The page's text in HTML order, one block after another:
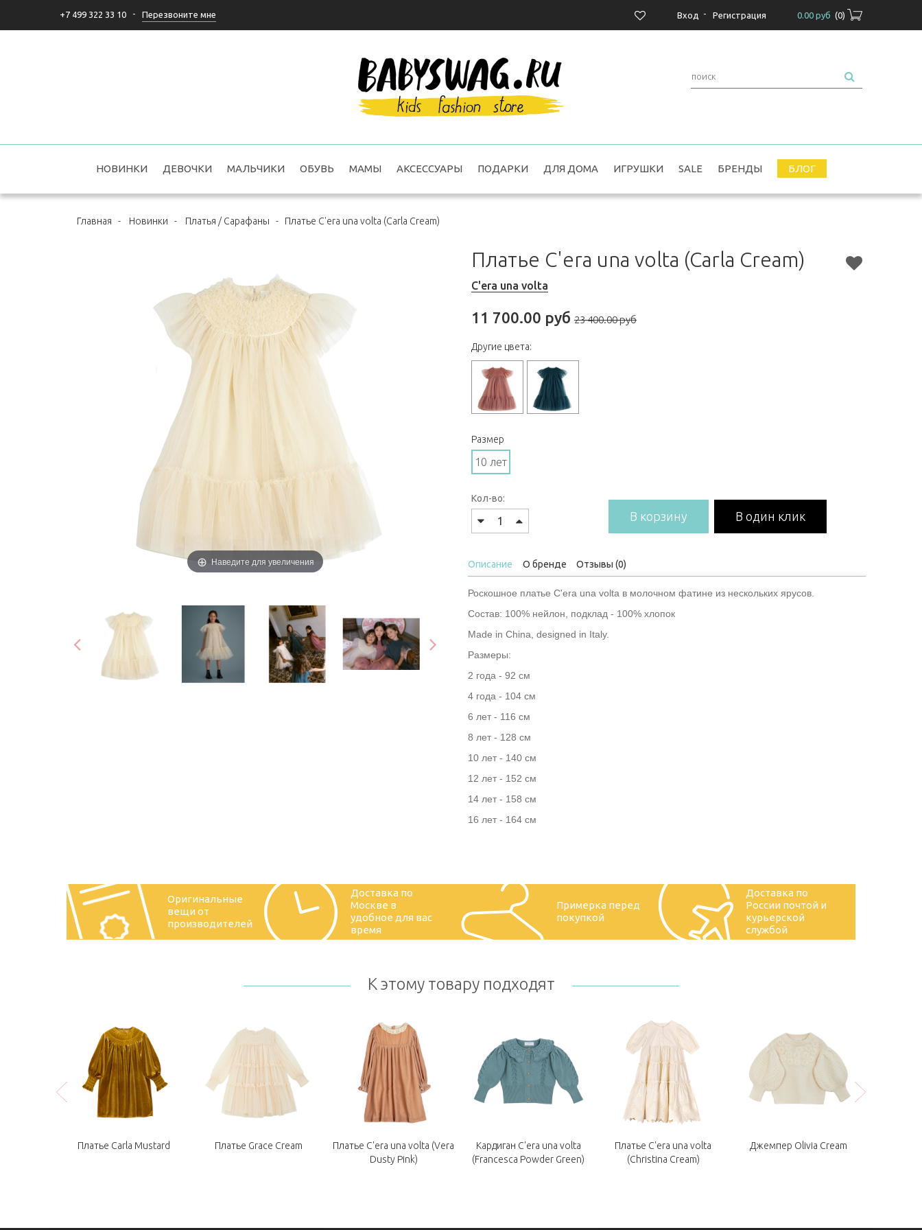
+7 499 322 33 10 - Перезвоните мне 0.00 руб (0)
Вход - Регистрация
НОВИНКИ ДЕВОЧКИ МАЛЬЧИКИ ОБУВЬ МАМЫ АКСЕССУАРЫ ПОДАРКИ ДЛЯ ДОМА ИГРУШКИ SALE БРЕНДЫ БЛОГ
Главная - Новинки - Платья / Сарафаны - Платье C'era una volta (Carla Cream)
Наведите для увеличения
Платье C'era una volta (Carla Cream)
C'era una volta
11 700.00 руб 23 400.00 руб
Другие цвета:
Размер
10 лет
Кол-во:
В корзину В один клик
Описание О бренде Отзывы (0)
Роскошное платье C'era una volta в молочном фатине из нескольких ярусов.
Состав: 100% нейлон, подклад - 100% хлопок
Made in China, designed in Italy.
Размеры:
2 года - 92 см
4 года - 104 см
6 лет - 116 см
8 лет - 128 см
10 лет - 140 см
12 лет - 152 см
14 лет - 158 см
16 лет - 164 см
Оригинальные
вещи от
производителей
Доставка по
Москве в
удобное для вас
время
Примерка перед
покупкой
Доставка по
России почтой и
курьерской
службой
К этому товару подходят
Платье Carla Mustard Платье Grace Cream
Платье C'era una volta (Vera
Dusty Pink)
Кардиган C'era una volta
(Francesca Powder Green)
Платье C'era una volta
(Christina Cream)
Джемпер Olivia Cream